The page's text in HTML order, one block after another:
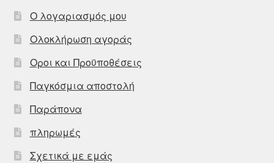
Ο λογαριασμός μου
Ολοκλήρωση αγοράς
Οροι και Προϋποθέσεις
Παγκόσμια αποστολή
Παράπονα
πληρωμές
Σχετικά με εμάς